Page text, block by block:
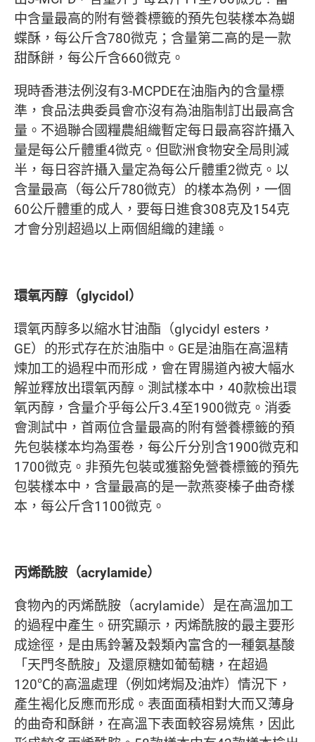
中含量最高的附有營養標籤的預先包裝樣本為蝴
蝶酥，每公斤含780微克；含量第二高的是一款
甜酥餅，每公斤含660微克。
現時香港法例沒有3-MCPDE在油脂內的含量標
準，食品法典委員會亦沒有為油脂制訂出最高含
量。不過聯合國糧農組織暫定每日最高容許攝入
量是每公斤體重4微克。但歐洲食物安全局則減
半，每日容許攝入量定為每公斤體重2微克。以
含量最高（每公斤780微克）的樣本為例，一個
60公斤體重的成人，要每日進食308克及154克
才會分別超過以上兩個組織的建議。
環氧丙醇（glycidol）
環氧丙醇多以縮水甘油酯（glycidyl esters，
GE）的形式存在於油脂中。GE是油脂在高溫精
煉加工的過程中而形成，會在胃腸道內被大幅水
解並釋放出環氧丙醇。測試樣本中，40款檢出環
氧丙醇，含量介乎每公斤3.4至1900微克。消委
會測試中，首兩位含量最高的附有營養標籤的預
先包裝樣本均為蛋卷，每公斤分別含1900微克和
1700微克。非預先包裝或獲豁免營養標籤的預先
包裝樣本中，含量最高的是一款燕麥榛子曲奇樣
本，每公斤含1100微克。
丙烯酰胺（acrylamide）
食物內的丙烯酰胺（acrylamide）是在高溫加工
的過程中產生。研究顯示，丙烯酰胺的最主要形
成途徑，是由馬鈴薯及穀類內富含的一種氨基酸
「天門冬酰胺」及還原糖如葡萄糖，在超過
120℃的高溫處理（例如烤焗及油炸）情況下，
產生褐化反應而形成。表面面積相對大而又薄身
的曲奇和酥餅，在高溫下表面較容易燒焦，因此